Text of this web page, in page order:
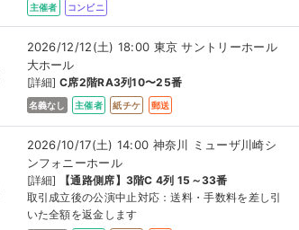
主催者 コンビニ
2026/12/12(土) 18:00 東京 サントリーホール
大ホール
[詳細]C席2階RA3列10〜25番
名義なし 主催者 紙チケ 郵送
2026/10/17(土) 14:00 神奈川 ミューザ川崎シ
ンフォニーホール
[詳細]
【通路側席】3階C 4列 15～33番
取引成立後の公演中止対応：送料・手数料を差し引
いた全額を返金します